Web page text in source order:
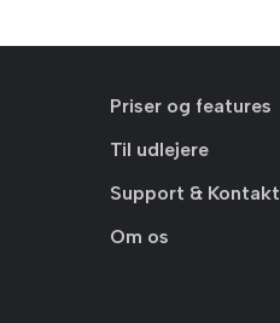
Priser og features
Til udlejere
Support & Kontakt
Om os